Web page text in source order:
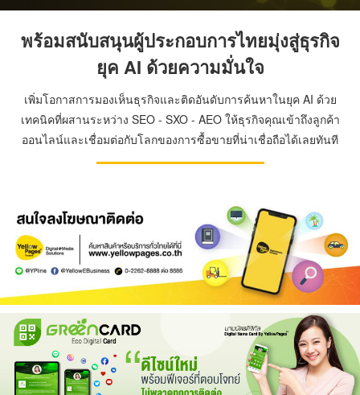
พร้อมสนับสนุนผู้ประกอบการไทยมุ่งสู่ธุรกิจ
ยุค AI ด้วยความมั่นใจ
เพิ่มโอกาสการมองเห็นธุรกิจและติดอันดับการค้นหาในยุค AI ด้วย
เทคนิคที่ผสานระหว่าง SEO - SXO - AEO ให้ธุรกิจคุณเข้าถึงลูกค้า
ออนไลน์และเชื่อมต่อกับโลกของการซื้อขายที่น่าเชื่อถือได้เลยทันที